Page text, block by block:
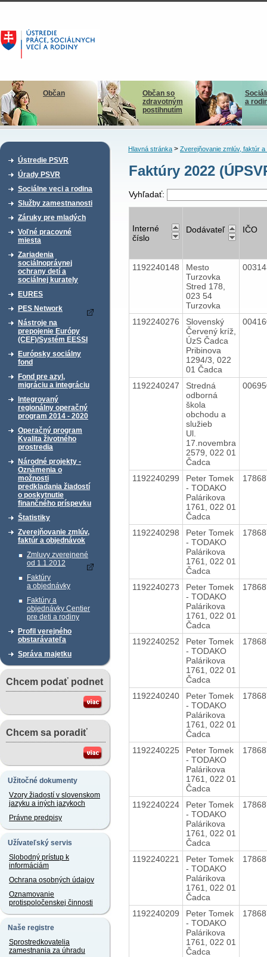
Občan
Občan so
zdravotným
postihnutím
a
Ústredie PSVR
Úrady PSVR
Sociálne veci a rodina
Služby zamestnanosti
Záruky pre mladých
Voľné pracovné
miesta
Zariadenia
sociálnoprávnej
ochrany detí a
sociálnej kurately
EURES
PES Network
Nástroje na
prepojenie Európy
(CEF)/Systém EESSI
Európsky sociálny
fond
Fond pre azyl,
migráciu a integráciu
Integrovaný
regionálny operačný
program 2014 - 2020
Operačný program
Kvalita životného
prostredia
Národné projekty -
Oznámenia o
možnosti
predkladania žiadostí
o poskytnutie
finančného príspevku
Štatistiky
Zverejňovanie zmlúv,
faktúr a objednávok
Zmluvy zverejnené
od 1.1.2012
Faktúry
a objednávky
Faktúry a
objednávky Centier
pre deti a rodiny
Profil verejného
obstarávateľa
Správa majetku
Chcem podať podnet
Chcem sa poradiť
Užitočné dokumenty
Vzory žiadostí v slovenskom
jazyku a iných jazykoch
Právne predpisy
Užívateľský servis
Slobodný prístup k
informáciám
Ochrana osobných údajov
Oznamovanie
protispoločenskej činnosti
Naše registre
Sprostredkovatelia
zamestnania za úhradu
Hlavná stránka> Zverejňovanie zmlúv, faktúr a
Faktúry 2022
Vyhľadať:
Interné
číslo
Dodávateľ IČO
1192240148
Mesto
Turzovka
Stred 178,
023 54
Turzovka
1192240276
Slovenský
Červený kríž,
ÚzS Čadca
Pribinova
1294/3, 022
01 Čadca
1192240247
Stredná
odborná
škola
obchodu a
služieb
Ul.
17.novembra
2579, 022 01
Čadca
1192240299
Peter Tomek
- TODAKO
Palárikova
1761, 022 01
Čadca
1192240298
Peter Tomek
- TODAKO
Palárikova
1761, 022 01
Čadca
1192240273
Peter Tomek
- TODAKO
Palárikova
1761, 022 01
Čadca
1192240252
Peter Tomek
- TODAKO
Palárikova
1761, 022 01
Čadca
1192240240
Peter Tomek
- TODAKO
Palárikova
1761, 022 01
Čadca
1192240225
Peter Tomek
- TODAKO
Palárikova
1761, 022 01
Čadca
1192240224
Peter Tomek
- TODAKO
Palárikova
1761, 022 01
Čadca
1192240221
Peter Tomek
- TODAKO
Palárikova
1761, 022 01
Čadca
1192240209
Peter Tomek
- TODAKO
Palárikova
1761, 022 01
Čadca